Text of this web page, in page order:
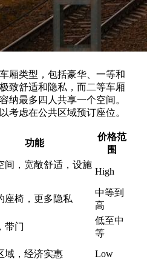
厢类型，包括豪华、一等和
致舒适和隐私，而二等车厢
纳最多四人共享一个空间。
考虑在公共区域预订座位。
功能
价格范
围
间，宽敞舒适，设施
High
座椅，更多隐私
中等到
高
带门
低至中
等
域，经济实惠 Low